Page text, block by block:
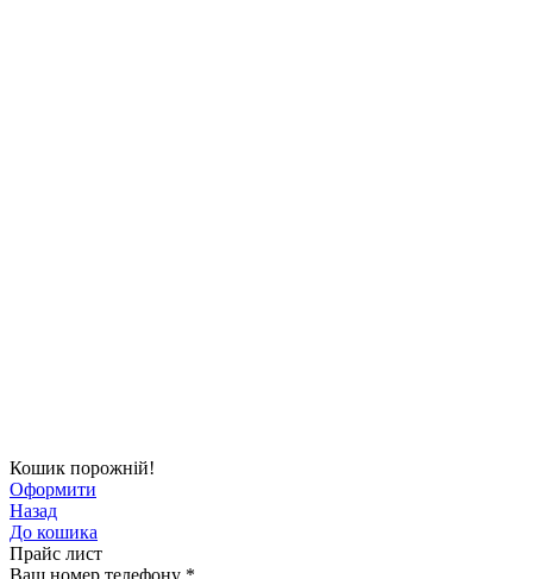
Кошик порожній!
Оформити
Назад
До кошика
Прайс лист
Ваш номер телефону *